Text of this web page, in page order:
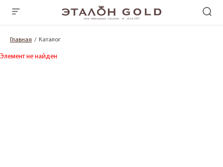
Главная Каталог
Элемент не найден